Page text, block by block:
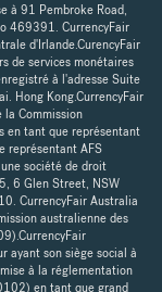
à 91 Pembroke Road,
469391. CurrencyFair
d'Irlande.CurencyFair
de services monétaires
à l'adresse Suite
Hong Kong.CurrencyFair
Commission
en tant que représentant
représentant AFS
société de droit
6 Glen Street, NSW
CurrencyFair Australia
australienne des
ayant son siège social à
à la réglementation
en tant que grand